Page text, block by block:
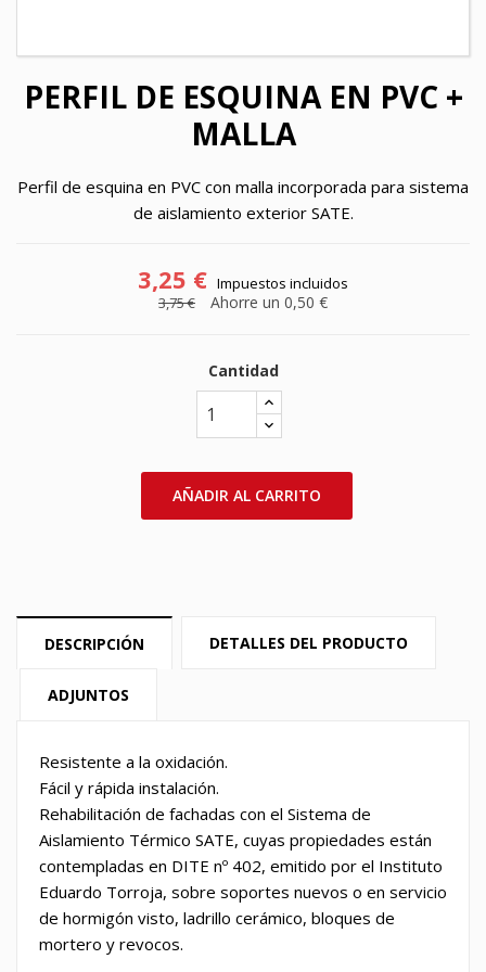
PERFIL DE ESQUINA EN PVC +
MALLA
Perfil de esquina en PVC con malla incorporada para sistema
de aislamiento exterior SATE.
3,25 € Impuestos incluidos
3,75 €
Ahorre un 0,50 €
Cantidad
AÑADIR AL CARRITO
DESCRIPCIÓN DETALLES DEL PRODUCTO
ADJUNTOS
Resistente a la oxidación.
Fácil y rápida instalación.
Rehabilitación de fachadas con el Sistema de
Aislamiento Térmico SATE, cuyas propiedades están
contempladas en DITE nº 402, emitido por el Instituto
Eduardo Torroja, sobre soportes nuevos o en servicio
de hormigón visto, ladrillo cerámico, bloques de
mortero y revocos.